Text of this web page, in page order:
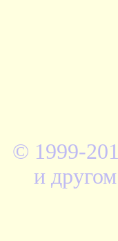
© 1999-
и